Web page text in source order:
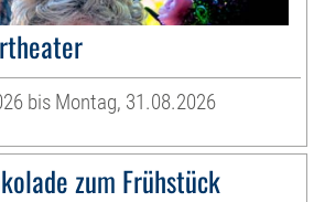
bis Montag, 31.08.2026
zum Frühstück